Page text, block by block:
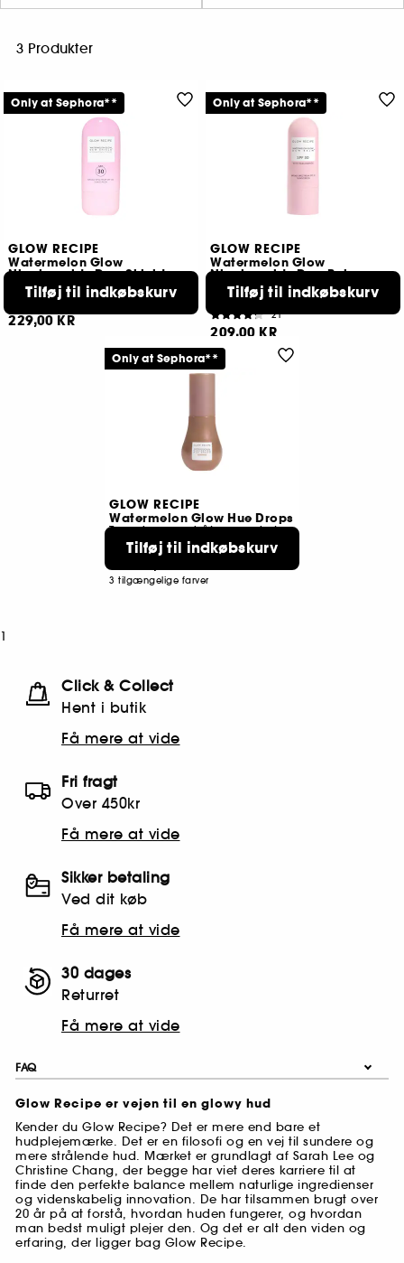
3 Produkter
GLOW RECIPE
Watermelon Glow
Niacinamide Dew Shield
Solcreme SPF 30
229,00 KR
Tilføj til indkøbskurv
Only at Sephora**
GLOW RECIPE
Watermelon Glow
Niacinamide Dew Balm
Sunscreen stick
SPF 30
21
209,00 KR
Tilføj til indkøbskurv
Only at Sephora**
GLOW RECIPE
Watermelon Glow Hue Drops
Tonede rosa dråber med niacinamid
1533
3 tilgængelige farver
Tilføj til indkøbskurv
Only at Sephora**
1
Click & Collect
Hent i butik
Få mere at vide
Fri fragt
Over 450kr
Få mere at vide
Sikker betaling
Ved dit køb
Få mere at vide
30 dages
Returret
Få mere at vide
FAQ
Glow Recipe er vejen til en glowy hud
Kender du Glow Recipe? Det er mere end bare et
hudplejemærke. Det er en filosofi og en vej til sundere og
mere strålende hud. Mærket er grundlagt af Sarah Lee og
Christine Chang, der begge har viet deres karriere til at
finde den perfekte balance mellem naturlige ingredienser
og videnskabelig innovation. De har tilsammen brugt over
20 år på at forstå, hvordan huden fungerer, og hvordan
man bedst muligt plejer den. Og det er alt den viden og
erfaring, der ligger bag Glow Recipe.